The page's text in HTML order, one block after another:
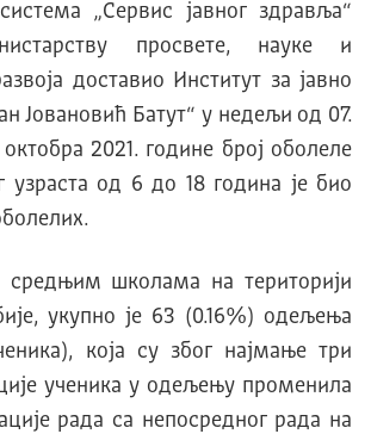
слова
„Сервис јавног здравља“
просвете, науке и
доставио Институт за јавно
Јовановић Батут“ у недељи од 07.
2021. године број оболеле
узраста од 6 до 18 година је био
школама на територији
укупно је 63 (0.16%) одељењa
којa су због најмање три
ученика у одељењу променила
рада са непосредног рада на